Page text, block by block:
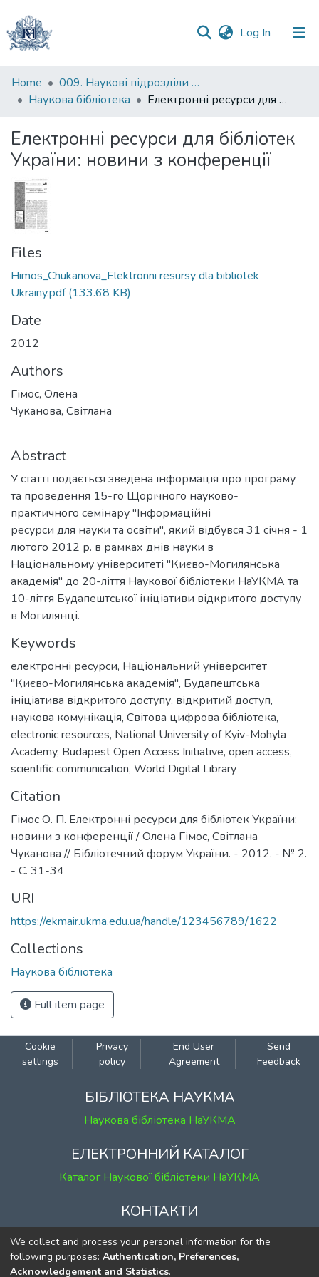
Log In (current)
Communities
&
All of DSpace
Statistics
Home
009. Наукові підрозділи НаУКМА
Наукова бібліотека
Електронні ресурси для бібліотек України: новини з конференції
Електронні ресурси для бібліотек
України: новини з конференції
Files
Himos_Chukanova_Elektronni resursy dla bibliotek
Ukrainy.pdf(133.68 KB)
Date
2012
Authors
Гімос, Олена
Чуканова, Світлана
Abstract
У статті подається зведена інформація про програму
та проведення 15-го Щорічного науково-
практичного семінару "Інформаційні
ресурси для науки та освіти", який відбувся 31 січня - 1
лютого 2012 р. в рамках днів науки в
Національному університеті "Києво-Могилянська
академія" до 20-ліття Наукової бібліотеки НаУКМА та
10-літгя Будапештської ініціативи відкритого доступу
в Могилянці.
Keywords
електронні ресурси, Національний університет
"Києво-Могилянська академія", Будапештська
ініціатива відкритого доступу, відкритий доступ,
наукова комунікація, Світова цифрова бібліотека,
electronic resources, National University of Kyiv-Mohyla
Academy, Budapest Open Access Initiative, open access,
scientific communication, World Digital Library
Citation
Гімос О. П. Електронні ресурси для бібліотек України:
новини з конференції / Олена Гімос, Світлана
Чуканова // Бібліотечний форум України. - 2012. - № 2.
- С. 31-34
URI
https://ekmair.ukma.edu.ua/handle/123456789/1622
Collections
Наукова бібліотека
Full item page
Cookie
settings
Privacy
policy
End User
Agreement
Send
Feedback
БІБЛІОТЕКА НАУКМА
Наукова бібліотека НаУКМА
ЕЛЕКТРОННИЙ КАТАЛОГ
Каталог Наукової бібліотеки НаУКМА
КОНТАКТИ
м. Київ, вул. Григорія Сковороди, 2
к. 1, к. 120
We collect and process your personal information for the
following purposes: Authentication, Preferences,
Acknowledgement and Statistics.